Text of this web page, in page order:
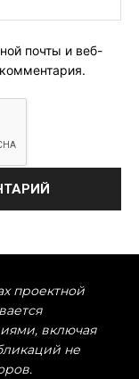
почты и веб-
проектной
включая
не